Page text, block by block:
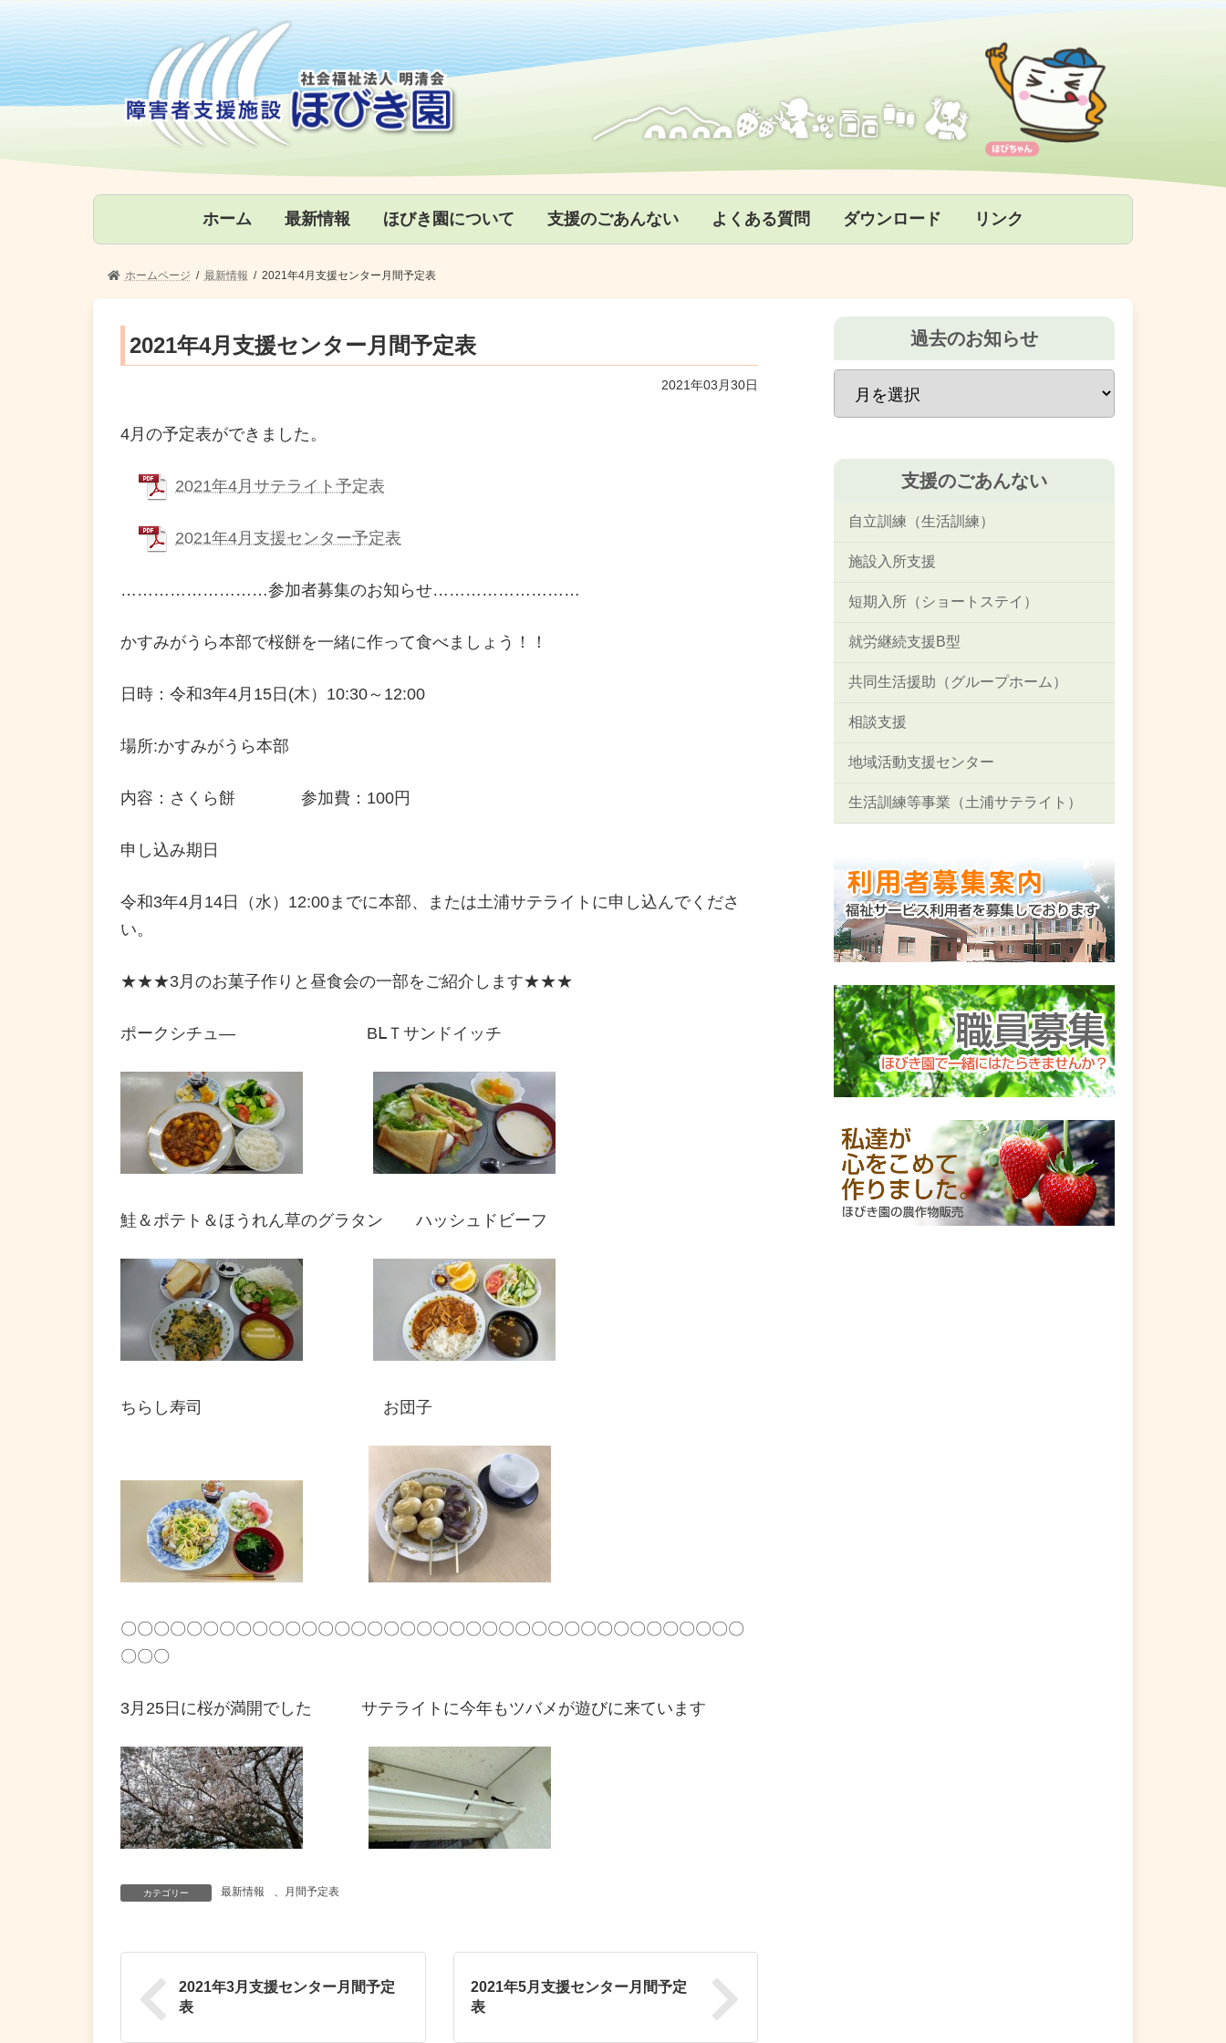
テ
ン
ツ
キ
ゲ
ー
シ
に
ホーム 最新情報 ほびき園について 支援のごあんない よくある質問 ダウンロード リンク
ホームページ 最新情報 2021年4月支援センター月間予定表
2021年4月支援センター月間予定表
2021年03月30日
4月の予定表ができました。
2021年4月サテライト予定表
2021年4月支援センター予定表
………………………参加者募集のお知らせ………………………
かすみがうら本部で桜餅を一緒に作って食べましょう！！
日時：令和3年4月15日(木）10:30～12:00
場所:かすみがうら本部
内容：さくら餅 参加費：100円
申し込み期日
令和3年4月14日（水）12:00までに本部、または土浦サテライトに申し込んでくださ
い。
★★★3月のお菓子作りと昼食会の一部をご紹介します★★★
ポークシチュ― BⅬＴサンドイッチ
鮭＆ポテト＆ほうれん草のグラタン ハッシュドビーフ
ちらし寿司 お団子
〇〇〇〇〇〇〇〇〇〇〇〇〇〇〇〇〇〇〇〇〇〇〇〇〇〇〇〇〇〇〇〇〇〇〇〇〇〇
〇〇〇
3月25日に桜が満開でした サテライトに今年もツバメが遊びに来ています
カテゴリー 最新情報 月間予定表
2021年3月支援センター月間予定
表
2021年5月支援センター月間予定
表
過去のお知らせ
過
の
知
支援のごあんない
自立訓練（生活訓練）
施設入所支援
短期入所（ショートステイ）
就労継続支援B型
共同生活援助（グループホーム）
相談支援
地域活動支援センター
生活訓練等事業（土浦サテライト）